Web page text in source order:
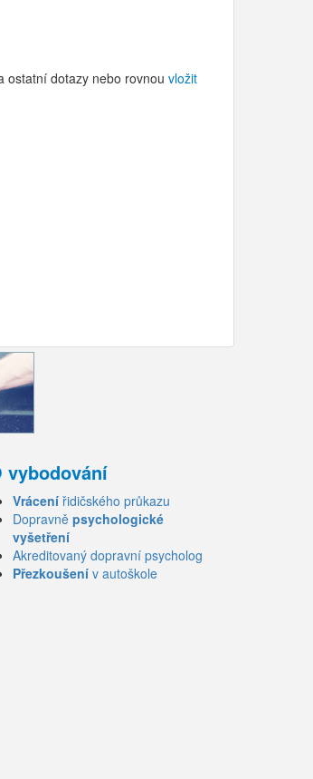
ostatní dotazy nebo rovnou vložit
vybodování
Vrácení řidičského průkazu
Dopravně psychologické
vyšetření
Akreditovaný dopravní psycholog
Přezkoušení v autoškole